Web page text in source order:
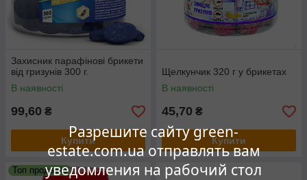
Разрешите сайту green-
estate.com.ua отправлять вам
уведомления на рабочий стол
Захисник парафінові брикети
від гризунів 300 г.
В наявності
99,60 ₴
Купити
Щелкунчик 320 г у брикетах
В наявності
45,70 ₴
Купити
Топ продажів